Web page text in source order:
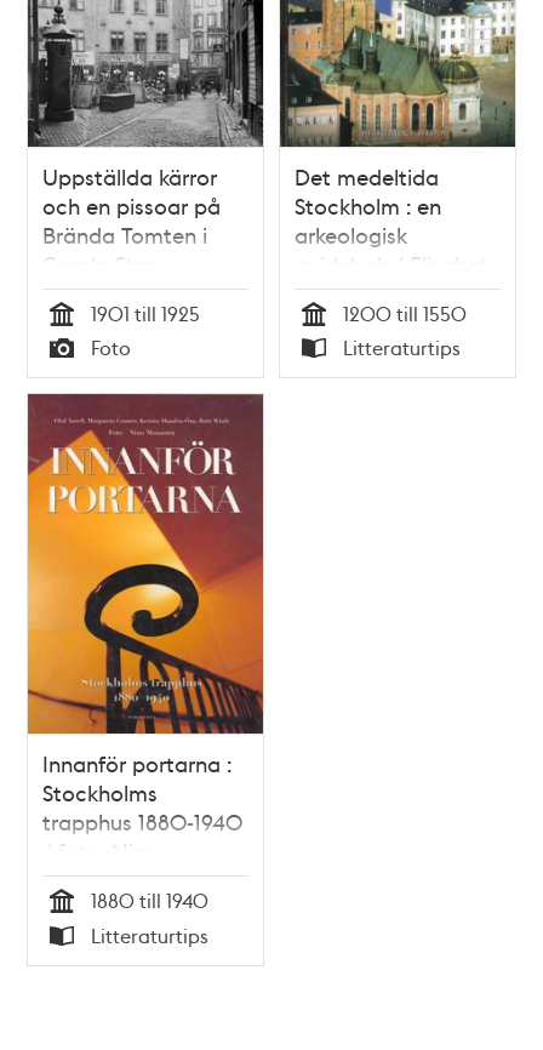
Uppställda kärror
och en pissoar på
Brända Tomten i
Gamla Stan
Tid
1901 till 1925
Typ
Foto
Det medeltida
Stockholm : en
arkeologisk
guidebok / Elisabet
Regner
Tid
1200 till 1550
Typ
Litteraturtips
Innanför portarna :
Stockholms
trapphus 1880-1940
/ foto: Nino
Monastra ; text:
Olof Antell m.fl.
Tid
1880 till 1940
Typ
Litteraturtips